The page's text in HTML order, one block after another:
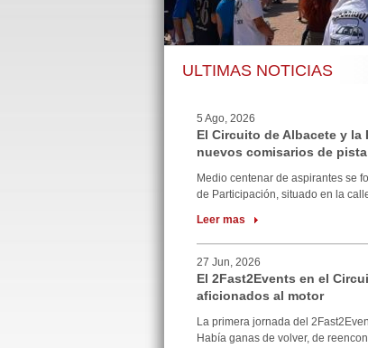
ULTIMAS NOTICIAS
5 Ago, 2026
El Circuito de Albacete y
nuevos comisarios de pista
Medio centenar de aspirantes se
de Participación, situado en la
Leer mas
27 Jun, 2026
El 2Fast2Events en el
aficionados al motor
La primera jornada del
Había ganas de volver, de